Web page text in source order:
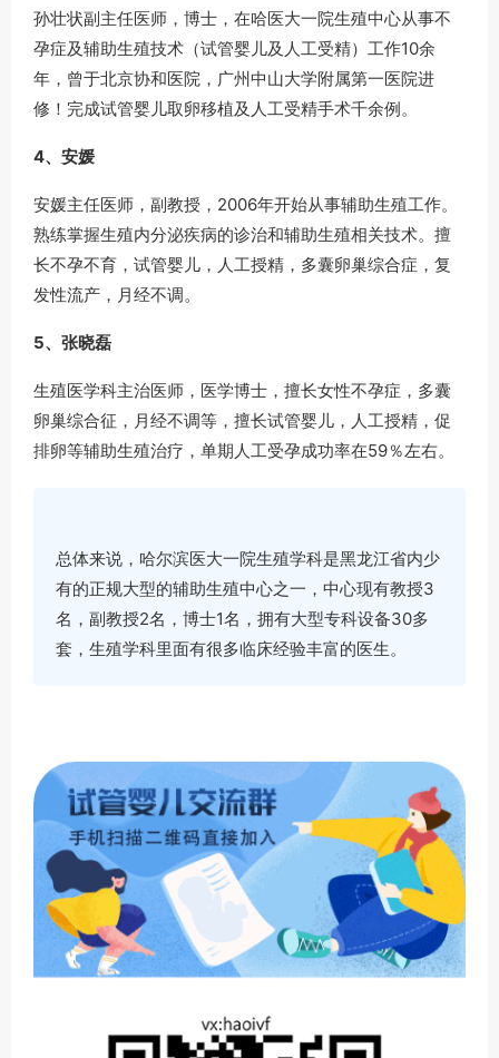
孙壮状副主任医师，博士，在哈医大一院生殖中心从事不
孕症及辅助生殖技术（试管婴儿及人工受精）工作10余
年，曾于北京协和医院，广州中山大学附属第一医院进
修！完成试管婴儿取卵移植及人工受精手术千余例。
4、安媛
安媛主任医师，副教授，2006年开始从事辅助生殖工作。
熟练掌握生殖内分泌疾病的诊治和辅助生殖相关技术。擅
长不孕不育，试管婴儿，人工授精，多囊卵巢综合症，复
发性流产，月经不调。
5、张晓磊
生殖医学科主治医师，医学博士，擅长女性不孕症，多囊
卵巢综合征，月经不调等，擅长试管婴儿，人工授精，促
排卵等辅助生殖治疗，单期人工受孕成功率在59％左右。
总体来说，哈尔滨医大一院生殖学科是黑龙江省内少
有的正规大型的辅助生殖中心之一，中心现有教授3
名，副教授2名，博士1名，拥有大型专科设备30多
套，生殖学科里面有很多临床经验丰富的医生。